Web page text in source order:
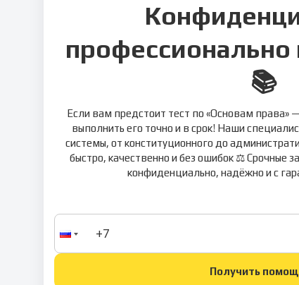
📚
Если вам предстоит тест по «Основам
выполнить его точно и в срок! Наши
системы, от конституционного до
быстро, качественно и без ошибок ⚖️ Срочные
конфиденциально, надёжно и с
Получить